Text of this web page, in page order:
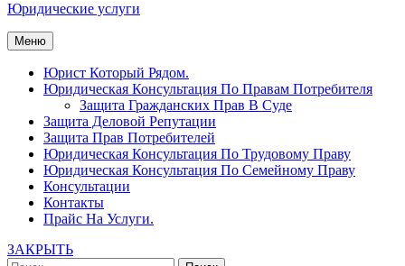
Юридические услуги
Меню
Юрист Который Рядом.
Юридическая Консультация По Правам Потребителя
Защита Гражданских Прав В Суде
Защита Деловой Репутации
Защита Прав Потребителей
Юридическая Консультация По Трудовому Праву
Юридическая Консультация По Семейному Праву
Консультации
Контакты
Прайс На Услуги.
ЗАКРЫТЬ